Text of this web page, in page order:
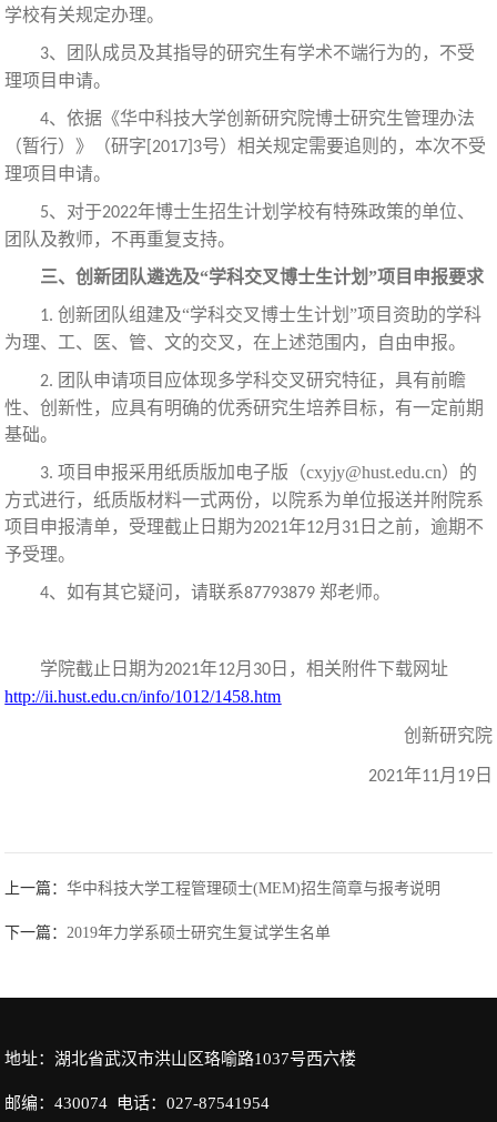
学校有关规定办理。
3、团队成员及其指导的研究生有学术不端行为的，不受
理项目申请。
4、依据《华中科技大学创新研究院博士研究生管理办法
（暂行）》（研字 [2017]3号）相关规定需要追则的，本次不受
理项目申请。
5、对于2022年博士生招生计划学校有特殊政策的单位、
团队及教师，不再重复支持。
三、创新团队遴选及“学科交叉博士生计划”项目申报要求
1.创新团队组建及“学科交叉博士生计划”项目资助的学科
为理、工、医、管、文的交叉，在上述范围内，自由申报。
2. 团队申请项目应体现多学科交叉研究特征，具有前瞻
性、创新性，应具有明确的优秀研究生培养目标，有一定前期
基础。
3.项目申报采用纸质版加电子版（cxyjy@hust.edu.cn）的
方式进行，纸质版材料一式两份，以院系为单位报送并附院系
项目申报清单，受理截止日期为2021年12月 31 日之前，逾期不
予受理。
4、如有其它疑问，请联系87793879郑老师。
学院截止日期为2021年12月 30 日，相关附件下载网址
http://ii.hust.edu.cn/info/1012/1458.htm
创新研究院
2021年11月 19日
上一篇：华中科技大学工程管理硕士(MEM)招生简章与报考说明
下一篇：2019年力学系硕士研究生复试学生名单
地址：湖北省武汉市洪山区珞喻路1037号西六楼
邮编：430074 电话：027-87541954